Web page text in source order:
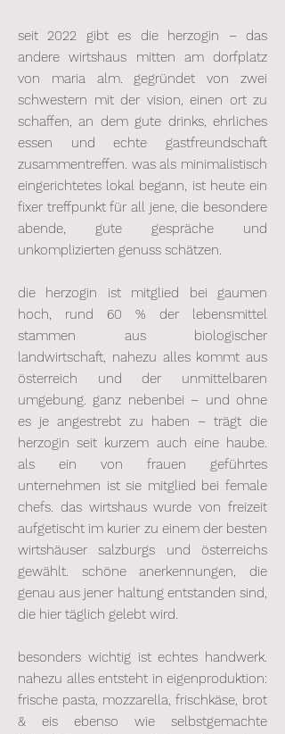
seit 2022 gibt es die herzogin – das
andere wirtshaus mitten am dorfplatz
von maria alm. gegründet von zwei
schwestern mit der vision, einen ort zu
schaffen, an dem gute drinks, ehrliches
essen und echte gastfreundschaft
zusammentreffen. was als minimalistisch
eingerichtetes lokal begann, ist heute ein
fixer treffpunkt für all jene, die besondere
abende, gute gespräche und
unkomplizierten genuss schätzen.
die herzogin ist mitglied bei gaumen
hoch, rund 60 % der lebensmittel
stammen aus biologischer
landwirtschaft, nahezu alles kommt aus
österreich und der unmittelbaren
umgebung. ganz nebenbei – und ohne
es je angestrebt zu haben – trägt die
herzogin seit kurzem auch eine haube.
als ein von frauen geführtes
unternehmen ist sie mitglied bei female
chefs. das wirtshaus wurde von freizeit
aufgetischt im kurier zu einem der besten
wirtshäuser salzburgs und österreichs
gewählt. schöne anerkennungen, die
genau aus jener haltung entstanden sind,
die hier täglich gelebt wird.
besonders wichtig ist echtes handwerk.
nahezu alles entsteht in eigenproduktion:
frische pasta, mozzarella, frischkäse, brot
& eis ebenso wie selbstgemachte